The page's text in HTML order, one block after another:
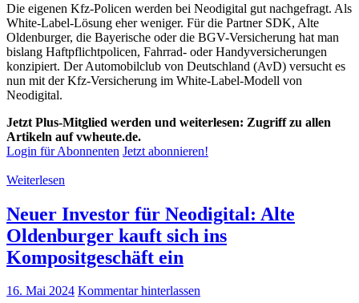
Die eigenen Kfz-Policen werden bei Neodigital gut nachgefragt. Als
White-Label-Lösung eher weniger. Für die Partner SDK, Alte
Oldenburger, die Bayerische oder die BGV-Versicherung hat man
bislang Haftpflichtpolicen, Fahrrad- oder Handyversicherungen
konzipiert. Der Automobilclub von Deutschland (AvD) versucht es
nun mit der Kfz-Versicherung im White-Label-Modell von
Neodigital.
Jetzt Plus-Mitglied werden und weiterlesen: Zugriff zu allen
Artikeln auf vwheute.de.
Login für Abonnenten Jetzt abonnieren!
Weiterlesen
Neuer Investor für Neodigital: Alte
Oldenburger kauft sich ins
Kompositgeschäft ein
16. Mai 2024 Kommentar hinterlassen